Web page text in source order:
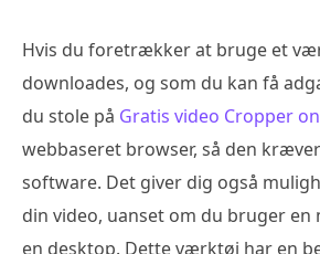
Hvis du foretrækker at bruge et
downloades, og som du kan få
du stole på Gratis video Cropper
webbaseret browser, så den
software. Det giver dig også
din video, uanset om du bruger en
en desktop. Dette værktøj har en